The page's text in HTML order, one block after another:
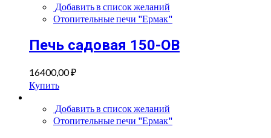
Добавить в список желаний
Отопительные печи "Ермак"
Печь садовая 150-ОВ
16400,00₽
Купить
Добавить в список желаний
Отопительные печи "Ермак"